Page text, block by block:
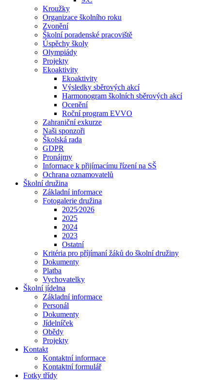
Kroužky
Organizace školního roku
Zvonění
Školní poradenské pracoviště
Úspěchy školy
Olympiády
Projekty
Ekoaktivity
Ekoaktivity
Výsledky sběrových akcí
Harmonogram školních sběrových akcí
Ocenění
Roční program EVVO
Zahraniční exkurze
Naši sponzoři
Školská rada
GDPR
Pronájmy
Informace k přijímacímu řízení na SŠ
Ochrana oznamovatelů
Školní družina
Základní informace
Fotogalerie družina
2025⁄2026
2025
2024
2023
Ostatní
Kritéria pro příjímaní žáků do školní družiny
Dokumenty
Platba
Vychovatelky
Školní jídelna
Základní informace
Personál
Dokumenty
Jídelníček
Obědy
Projekty
Kontakt
Kontaktní informace
Kontaktní formulář
Fotky třídy